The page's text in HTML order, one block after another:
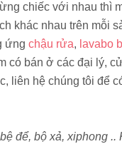
chiếc với nhau thì
khác nhau trên mỗi
ứng chậu rửa, lavabo
có bán ở các đại lý,
liên hệ chúng tôi để
để, bộ xả, xiphong